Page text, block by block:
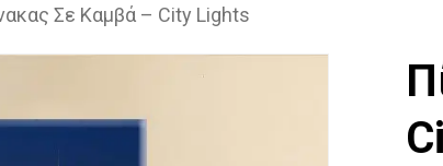
Σε Καμβά – City Lights